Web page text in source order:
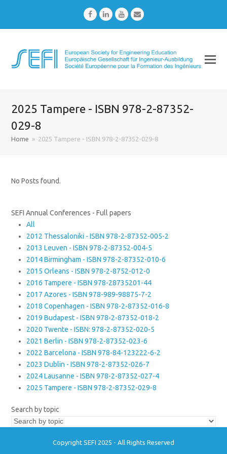
FacebookLinkedInYoutubeEmail
2025 Tampere - ISBN 978-2-87352-
029-8
Home » 2025 Tampere - ISBN 978-2-87352-029-8
No Posts found.
SEFI Annual Conferences - Full papers
All
2012 Thessaloniki - ISBN 978-2-87352-005-2
2013 Leuven - ISBN 978-2-87352-004-5
2014 Birmingham - ISBN 978-2-87352-010-6
2015 Orleans - ISBN 978-2-8752-012-0
2016 Tampere - ISBN 978-28735201-44
2017 Azores - ISBN 978-989-98875-7-2
2018 Copenhagen - ISBN 978-2-87352-016-8
2019 Budapest - ISBN 978-2-87352-018-2
2020 Twente - ISBN: 978-2-87352-020-5
2021 Berlin - ISBN 978-2-87352-023-6
2022 Barcelona - ISBN 978-84-123222-6-2
2023 Dublin - ISBN 978-2-87352-026-7
2024 Lausanne - ISBN 978-2-87352-027-4
2025 Tampere - ISBN 978-2-87352-029-8
Search by topic
Copyright SEFI 2025 - All Rights Reserved